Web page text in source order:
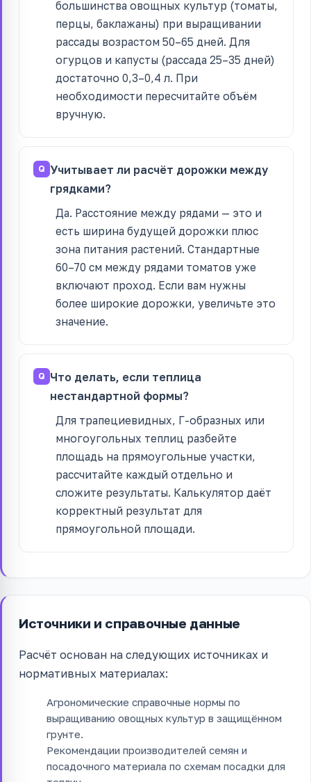
большинства овощных культур (томаты,
перцы, баклажаны) при выращивании
рассады возрастом 50–65 дней. Для
огурцов и капусты (рассада 25–35 дней)
достаточно 0,3–0,4 л. При
необходимости пересчитайте объём
вручную.
Учитывает ли расчёт дорожки между
грядками?
Да. Расстояние между рядами — это и
есть ширина будущей дорожки плюс
зона питания растений. Стандартные
60–70 см между рядами томатов уже
включают проход. Если вам нужны
более широкие дорожки, увеличьте это
значение.
Что делать, если теплица
нестандартной формы?
Для трапециевидных, Г-образных или
многоугольных теплиц разбейте
площадь на прямоугольные участки,
рассчитайте каждый отдельно и
сложите результаты. Калькулятор даёт
корректный результат для
прямоугольной площади.
Источники и справочные данные
Расчёт основан на следующих источниках и
нормативных материалах:
Агрономические справочные нормы по
выращиванию овощных культур в защищённом
грунте.
Рекомендации производителей семян и
посадочного материала по схемам посадки для